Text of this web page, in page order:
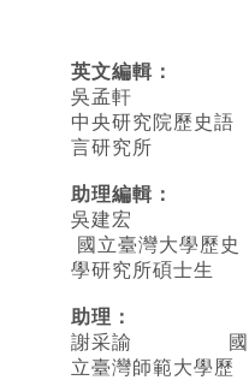
英文編輯 ：
吳孟軒
中央研究院歷史語
言研究所
助理編輯：
吳建宏
國立臺灣大學歷史
學研究所碩士生
助理：
謝采諭
國
立臺灣師範大學歷